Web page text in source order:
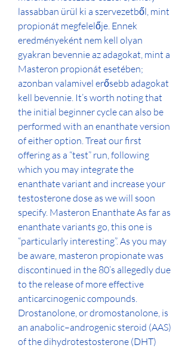
lassabban ürül ki a szervezetből, mint
propionát megfelelője. Ennek
eredményeként nem kell olyan
gyakran bevennie az adagokat, mint a
Masteron propionát esetében;
azonban valamivel erősebb adagokat
kell bevennie. It’s worth noting that
the initial beginner cycle can also be
performed with an enanthate version
of either option. Treat our first
offering as a “test” run, following
which you may integrate the
enanthate variant and increase your
testosterone dose as we will soon
specify. Masteron Enanthate As far as
enanthate variants go, this one is
“particularly interesting”. As you may
be aware, masteron propionate was
discontinued in the 80’s allegedly due
to the release of more effective
anticarcinogenic compounds.
Drostanolone, or dromostanolone, is
an anabolic–androgenic steroid (AAS)
of the dihydrotestosterone (DHT)